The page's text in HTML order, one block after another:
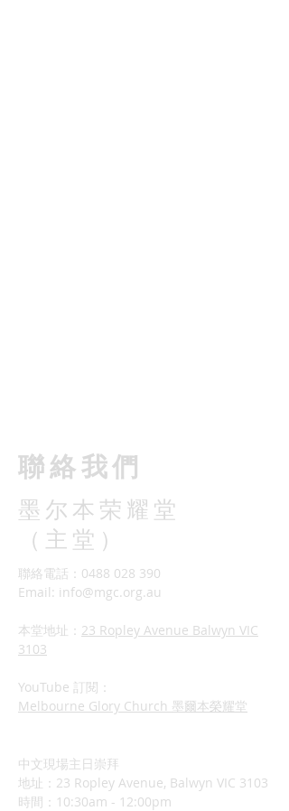
​聯絡我們
墨尔本荣耀堂
（主堂）
聯絡電話：0488 028 390
Email: info@mgc.org.au
本堂地址： 23 Ropley Avenue Balwyn VIC
3103
YouTube 訂閱：
Melbourne Glory Church 墨爾本榮耀堂
中文現場主日崇拜
地址：23 Ropley Avenue, Balwyn VIC 3103
時間：10:30am - 12:00pm